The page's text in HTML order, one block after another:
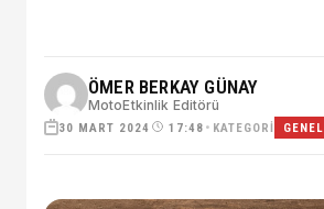
ÖMER BERKAY GÜNAY
MotoEtkinlik Editörü
30 MART 2024 17:48 • KATEGORI GENEL